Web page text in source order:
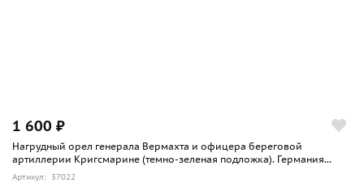
1 600 ₽
Нагрудный орел генерала Вермахта и офицера береговой
артиллерии Кригсмарине (темно-зеленая подложка). Германия...
Артикул: 37022